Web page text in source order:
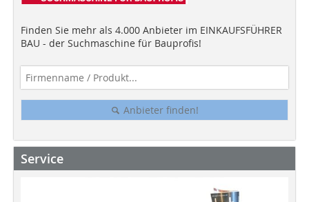
Finden Sie mehr als 4.000 Anbieter im EINKAUFSFÜHRER
BAU - der Suchmaschine für Bauprofis!
Anbieter finden!
Service